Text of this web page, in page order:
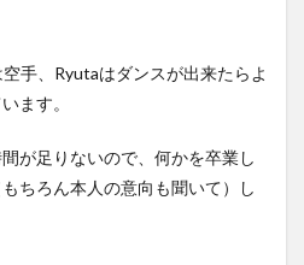
手、Ryutaはダンスが出来たらよ
ます。
が足りないので、何かを卒業し
ちろん本人の意向も聞いて）し